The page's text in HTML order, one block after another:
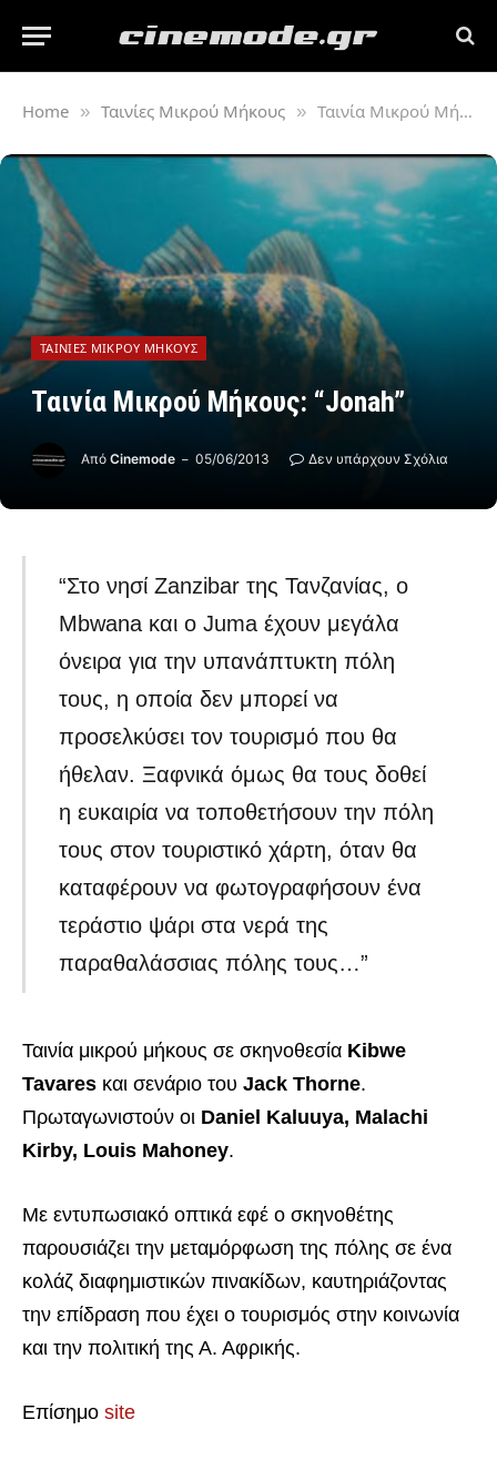
Home » Ταινίες Μικρού Μήκους » Ταινία Μικρού Μήκους: “Jonah”
ΤΑΙΝΊΕΣ ΜΙΚΡΟΎ ΜΉΚΟΥΣ
Ταινία Μικρού Μήκους: “Jonah”
Από Cinemode 05/06/2013 Δεν υπάρχουν Σχόλια
“Στο νησί Zanzibar της Τανζανίας, ο
Mbwana και ο Juma έχουν μεγάλα
όνειρα για την υπανάπτυκτη πόλη
τους, η οποία δεν μπορεί να
προσελκύσει τον τουρισμό που θα
ήθελαν. Ξαφνικά όμως θα τους δοθεί
η ευκαιρία να τοποθετήσουν την πόλη
τους στον τουριστικό χάρτη, όταν θα
καταφέρουν να φωτογραφήσουν ένα
τεράστιο ψάρι στα νερά της
παραθαλάσσιας πόλης τους…”
Ταινία μικρού μήκους σε σκηνοθεσία Kibwe
Tavares και σενάριο του Jack Thorne.
Πρωταγωνιστούν οι Daniel Kaluuya, Malachi
Kirby, Louis Mahoney.
Με εντυπωσιακό οπτικά εφέ ο σκηνοθέτης
παρουσιάζει την μεταμόρφωση της πόλης σε ένα
κολάζ διαφημιστικών πινακίδων, καυτηριάζοντας
την επίδραση που έχει ο τουρισμός στην κοινωνία
και την πολιτική της Α. Αφρικής.
Επίσημο site